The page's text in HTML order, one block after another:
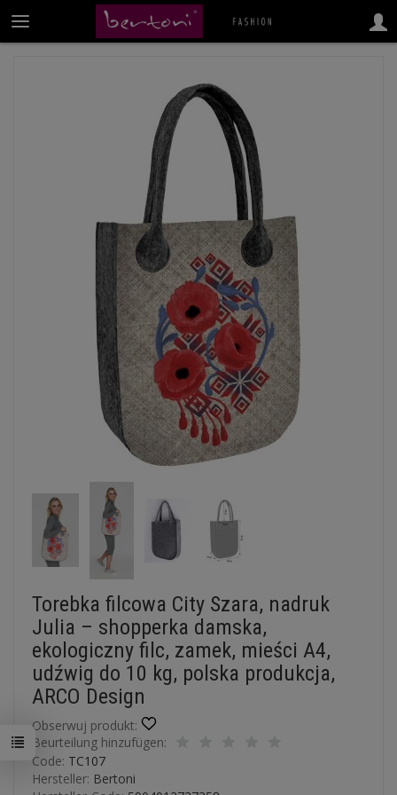
Torebka filcowa City Szara, nadruk
Julia – shopperka damska,
ekologiczny filc, zamek, mieści A4,
udźwig do 10 kg, polska produkcja,
ARCO Design
Obserwuj produkt:
Beurteilung hinzufügen:
Code: TC107
Hersteller: Bertoni